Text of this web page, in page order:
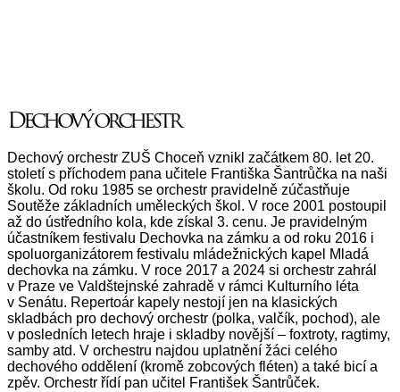
Dechový orchestr
Dechový orchestr ZUŠ Choceň vznikl začátkem 80. let 20.
století s příchodem pana učitele Františka Šantrůčka na naši
školu. Od roku 1985 se orchestr pravidelně zúčastňuje
Soutěže základních uměleckých škol. V roce 2001 postoupil
až do ústředního kola, kde získal 3. cenu. Je pravidelným
účastníkem festivalu Dechovka na zámku a od roku 2016 i
spoluorganizátorem festivalu mládežnických kapel Mladá
dechovka na zámku. V roce 2017 a 2024 si orchestr zahrál
v Praze ve Valdštejnské zahradě v rámci Kulturního léta
v Senátu. Repertoár kapely nestojí jen na klasických
skladbách pro dechový orchestr (polka, valčík, pochod), ale
v posledních letech hraje i skladby novější – foxtroty, ragtimy,
samby atd. V orchestru najdou uplatnění žáci celého
dechového oddělení (kromě zobcových fléten) a také bicí a
zpěv. Orchestr řídí pan učitel František Šantrůček.